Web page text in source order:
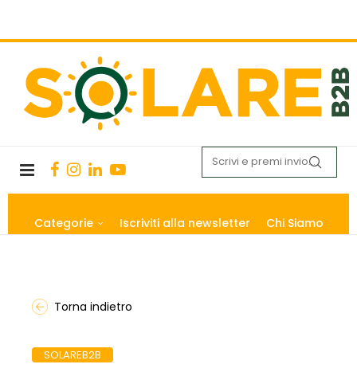
Categorie Iscriviti alla newsletter Chi Siamo
Torna indietro
SOLAREB2B